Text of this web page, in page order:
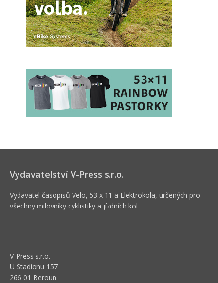
Vydavatelství V-Press s.r.o.
Vydavatel časopisů Velo, 53 x 11 a Elektrokola, určených pro
všechny milovníky cyklistiky a jízdních kol.
V-Press s.r.o.
U Stadionu 157
266 01 Beroun